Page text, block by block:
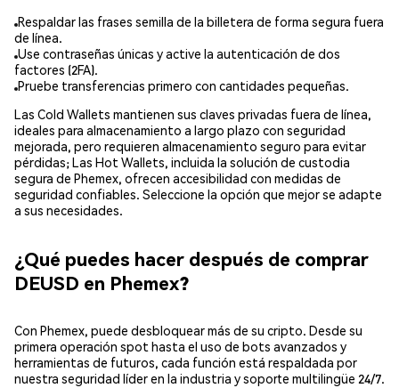
Respaldar las frases semilla de la billetera de forma segura fuera
de línea.
Use contraseñas únicas y active la autenticación de dos
factores (2FA).
Pruebe transferencias primero con cantidades pequeñas.
Las Cold Wallets mantienen sus claves privadas fuera de línea,
ideales para almacenamiento a largo plazo con seguridad
mejorada, pero requieren almacenamiento seguro para evitar
pérdidas; Las Hot Wallets, incluida la solución de custodia
segura de Phemex, ofrecen accesibilidad con medidas de
seguridad confiables. Seleccione la opción que mejor se adapte
a sus necesidades.
¿Qué puedes hacer después de comprar
DEUSD en Phemex?
Con Phemex, puede desbloquear más de su cripto. Desde su
primera operación spot hasta el uso de bots avanzados y
herramientas de futuros, cada función está respaldada por
nuestra seguridad líder en la industria y soporte multilingüe 24/7.